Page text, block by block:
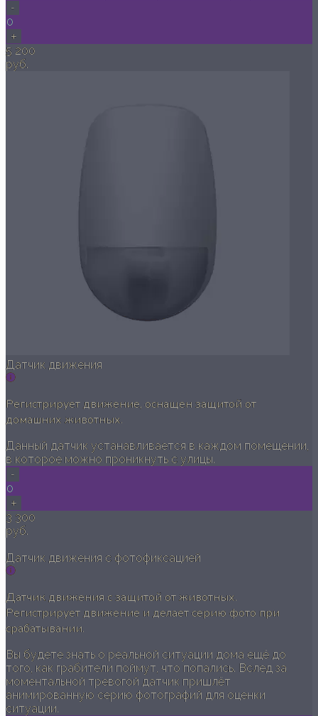
-
0
+
5 200
руб.
Датчик движения
Регистрирует движение, оснащен защитой от
домашних животных.
Данный датчик устанавливается в каждом помещении,
в которое можно проникнуть с улицы.
-
0
+
3 300
руб.
Датчик движения с фотофиксацией
Датчик движения с защитой от животных.
Регистрирует движение и делает серию фото при
срабатывании.
Вы будете знать о реальной ситуации дома ещё до
того, как грабители поймут, что попались. Вслед за
моментальной тревогой датчик пришлёт
анимированную серию фотографий для оценки
ситуации.